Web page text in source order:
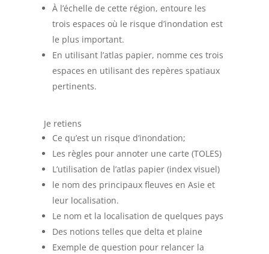
À l’échelle de cette région, entoure les
trois espaces où le risque d’inondation est
le plus important.
En utilisant l’atlas papier, nomme ces trois
espaces en utilisant des repères spatiaux
pertinents.
Je retiens
Ce qu’est un risque d’inondation;
Les règles pour annoter une carte (TOLES)
L’utilisation de l’atlas papier (index visuel)
le nom des principaux fleuves en Asie et
leur localisation.
Le nom et la localisation de quelques pays
Des notions telles que delta et plaine
Exemple de question pour relancer la